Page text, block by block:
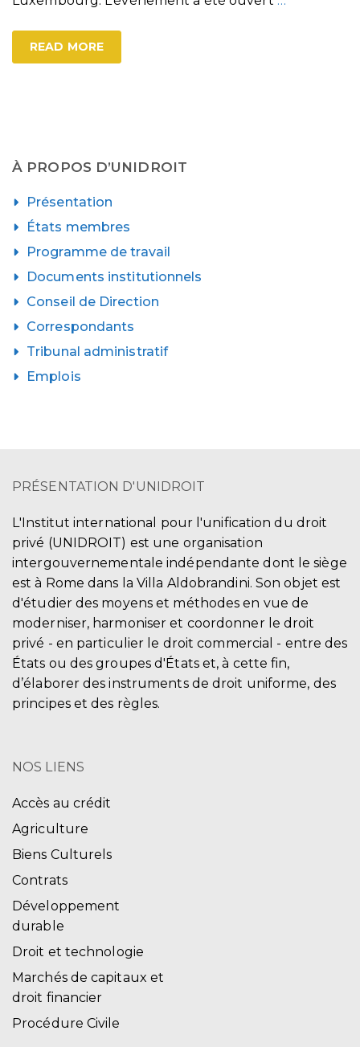
READ MORE
À PROPOS D’UNIDROIT
Présentation
États membres
Programme de travail
Documents institutionnels
Conseil de Direction
Correspondants
Tribunal administratif
Emplois
PRÉSENTATION D'UNIDROIT
L'Institut international pour l'unification du droit
privé (UNIDROIT) est une organisation
intergouvernementale indépendante dont le siège
est à Rome dans la Villa Aldobrandini. Son objet est
d'étudier des moyens et méthodes en vue de
moderniser, harmoniser et coordonner le droit
privé - en particulier le droit commercial - entre des
États ou des groupes d'États et, à cette fin,
d’élaborer des instruments de droit uniforme, des
principes et des règles.
NOS LIENS
Accès au crédit
Agriculture
Biens Culturels
Contrats
Développement
durable
Droit et technologie
Marchés de capitaux et
droit financier
Procédure Civile